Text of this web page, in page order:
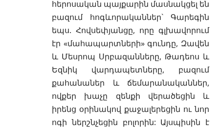
հերոսական պայքարին մասնակցել են
բազում հոգևորականներ` Գարեգին
եպս. Հովսեփյանցը, որը գլխավորում
էր «մահապարտների» գունդը, Զավեն
և Մեսրոպ Սրբազանները, Թադեոս և
Եզնիկ վարդապետները, բազում
քահանաներ և ճեմարանականներ,
ովքեր խաչը զենքի վերածեցին և
իրենց օրինակով քաջալերեցին ու նոր
ոգի ներշնչեցին բոլորին: Այսպիսին է